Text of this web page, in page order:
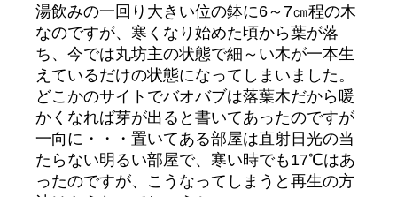
湯飲みの一回り大きい位の鉢に6～7㎝程の木
なのですが、寒くなり始めた頃から葉が落
ち、今では丸坊主の状態で細～い木が一本生
えているだけの状態になってしまいました。
どこかのサイトでバオバブは落葉木だから暖
かくなれば芽が出ると書いてあったのですが
一向に・・・置いてある部屋は直射日光の当
たらない明るい部屋で、寒い時でも17℃はあ
ったのですが、こうなってしまうと再生の方